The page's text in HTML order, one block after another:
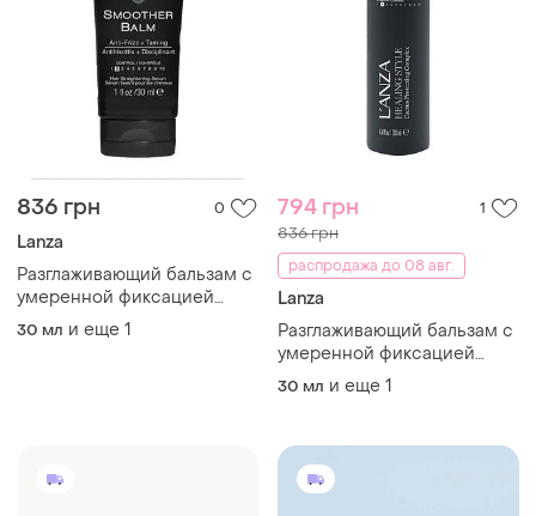
836 грн 0
Lanza
Разглаживающий бальзам с
умеренной фиксацией
leanza healing style
smoother balm
30 мл и еще 1
794 грн 1
836 грн
распродажа до 08 авг.
Lanza
Разглаживающий бальзам с
умеренной фиксацией
leanza healing style
smoother balm
30 мл и еще 1